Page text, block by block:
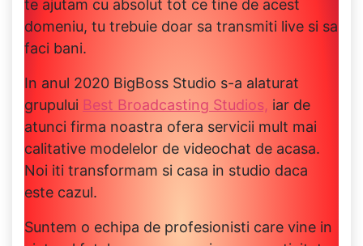
te ajutam cu absolut tot ce tine de acest
domeniu, tu trebuie doar sa transmiti live si sa
faci bani.
In anul 2020 BigBoss Studio s-a alaturat
grupului Best Broadcasting Studios, iar de
atunci firma noastra ofera servicii mult mai
calitative modelelor de videochat de acasa.
Noi iti transformam si casa in studio daca
este cazul.
Suntem o echipa de profesionisti care vine in